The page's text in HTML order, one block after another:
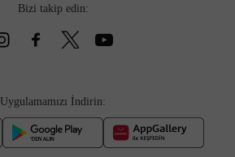
Bizi takip edin:
Uygulamamızı İndirin: